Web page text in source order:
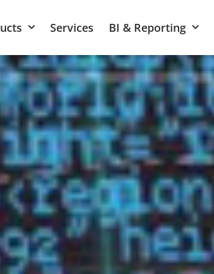
Services BI & Reporting